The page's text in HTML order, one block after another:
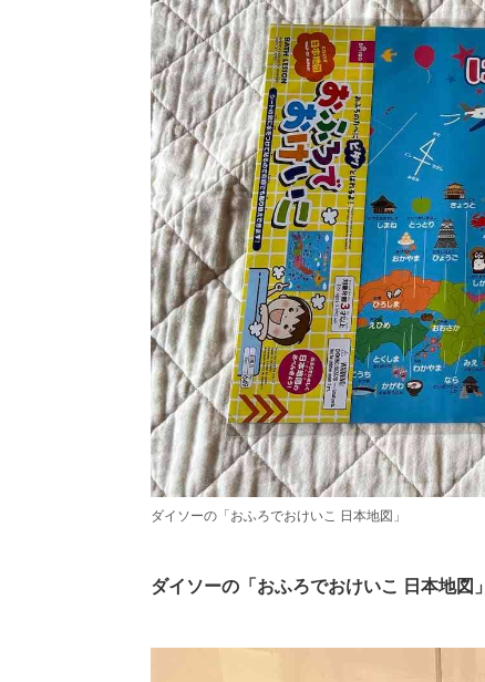
ダイソーの「おふろでおけいこ 日本地図」
ダイソーの「おふろでおけいこ 日本地図